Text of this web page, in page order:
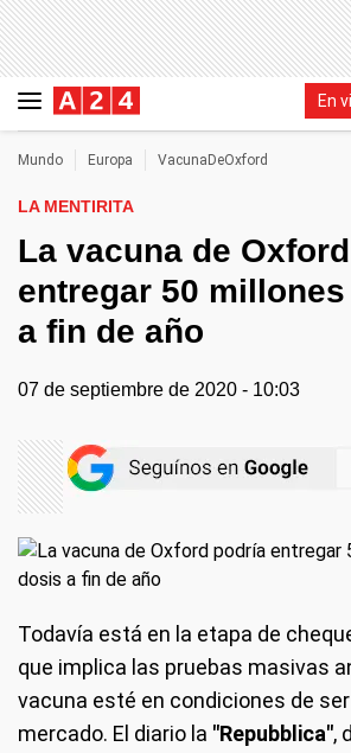
En
Mundo Europa VacunaDeOxford
LA MENTIRITA
La vacuna de
entregar 50
a fin de año
07 de septiembre de 2020 - 10:03
Todavía está en la etapa de
que implica las pruebas masivas
vacuna esté en condiciones de ser
mercado. El diario la "Repubblica",